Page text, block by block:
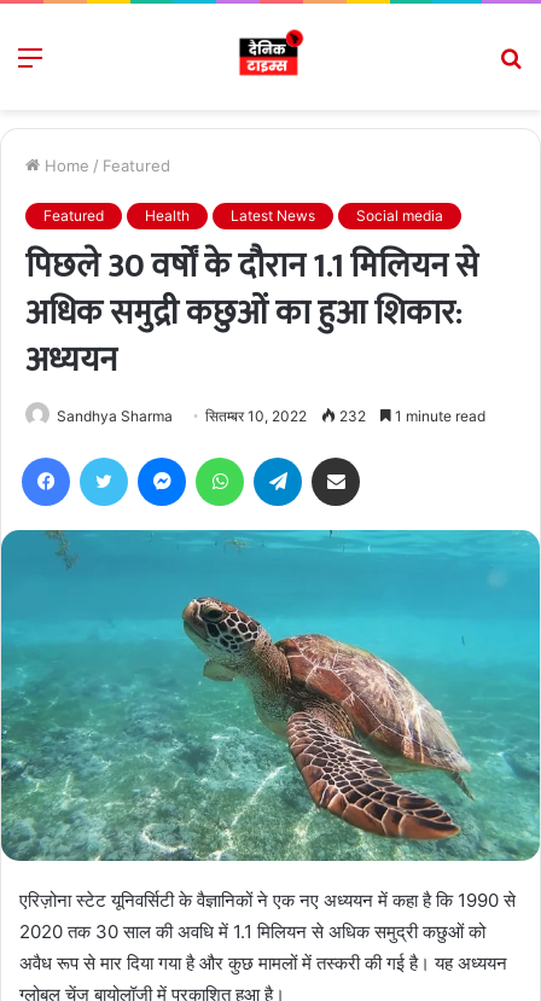
Menu
Home / Featured
Featured Health Latest News Social media
पिछले 30 वर्षों के दौरान 1.1 मिलियन से
अधिक समुद्री कछुओं का हुआ शिकार:
अध्ययन
Sandhya Sharma सितम्बर 10, 2022 232 1 minute read
FacebookTwitter MessengerWhatsAppTelegram
एरिज़ोना स्टेट यूनिवर्सिटी के वैज्ञानिकों ने एक नए अध्ययन में कहा है कि 1990 से
2020 तक 30 साल की अवधि में 1.1 मिलियन से अधिक समुद्री कछुओं को
अवैध रूप से मार दिया गया है और कुछ मामलों में तस्करी की गई है। यह अध्ययन
ग्लोबल चेंज बायोलॉजी में प्रकाशित हुआ है।